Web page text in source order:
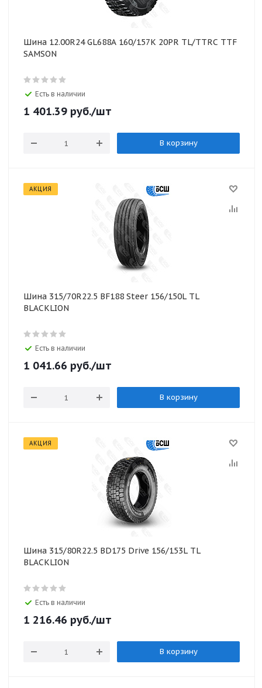
Шина 12.00R24 GL688A 160/157K 20PR TL/TTRC ТTF
SAMSON
Есть в наличии
1 401.39 руб./шт
В корзину
АКЦИЯ
Шина 315/70R22.5 BF188 Steer 156/150L TL
BLACKLION
Есть в наличии
1 041.66 руб./шт
В корзину
АКЦИЯ
Шина 315/80R22.5 BD175 Drive 156/153L TL
BLACKLION
Есть в наличии
1 216.46 руб./шт
В корзину